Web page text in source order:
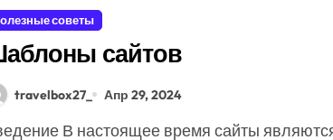
советы
сайтов
travelbox27_ Апр 29, 2024